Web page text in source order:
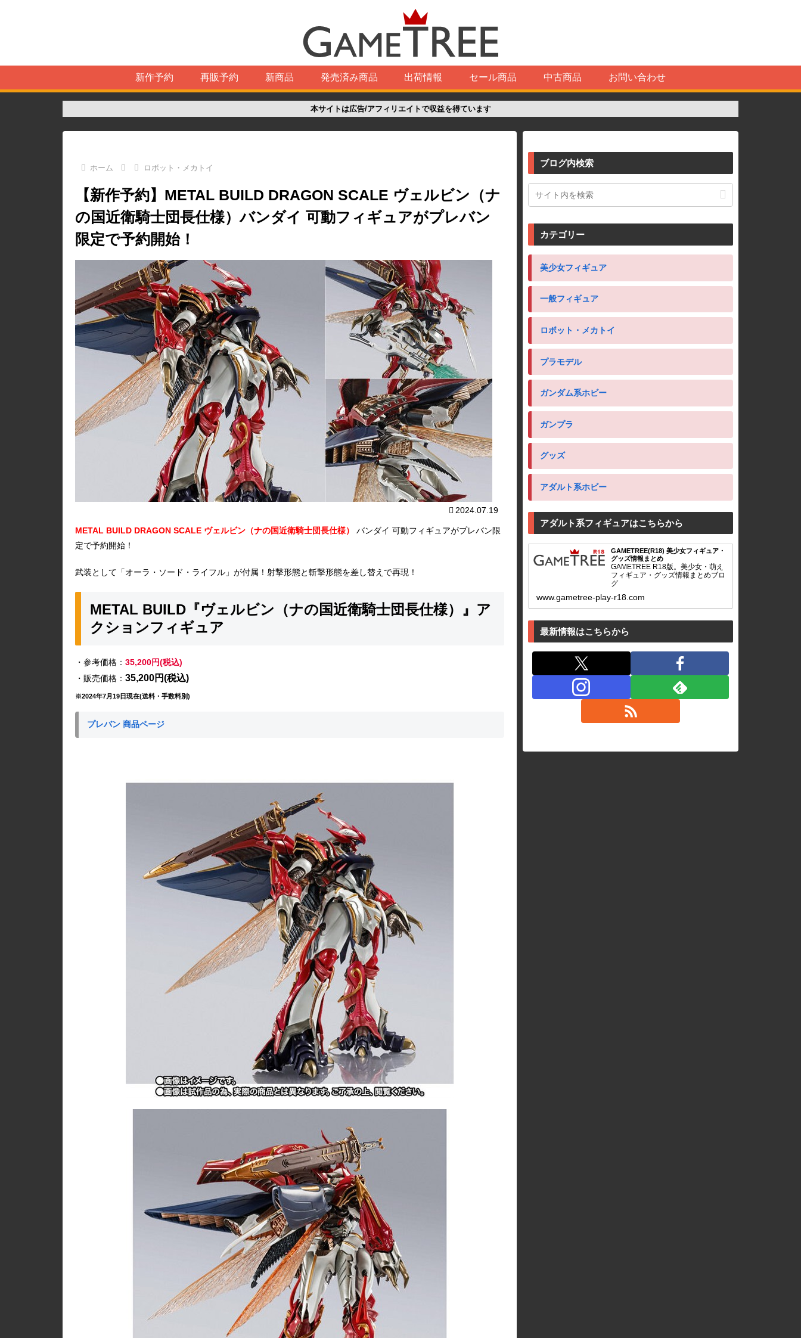
新作予約 再販予約 新商品 発売済み商品 出荷情報 セール商品 中古商品 お問い合わせ
本サイトは広告/アフィリエイトで収益を得ています
ホーム ロボット・メカトイ
【新作予約】METAL BUILD DRAGON SCALE ヴェルビン（ナ
の国近衛騎士団長仕様）バンダイ 可動フィギュアがプレバン
限定で予約開始！
2024.07.19
METAL BUILD DRAGON SCALE ヴェルビン（ナの国近衛騎士団長仕様）
バンダイ 可動フィギュアがプレバン限
定で予約開始！
武装として「オーラ・ソード・ライフル」が付属！射撃形態と斬撃形態を差し替えで再現！
METAL BUILD『ヴェルビン（ナの国近衛騎士団長仕様）』ア
クションフィギュア
・参考価格： 35,200円(税込)
・販売価格： 35,200円(税込)
※2024年7月19日現在(送料・手数料別)
プレバン 商品ページ
ブログ内検索
カテゴリー
美少女フィギュア
一般フィギュア
ロボット・メカトイ
プラモデル
ガンダム系ホビー
ガンプラ
グッズ
アダルト系ホビー
アダルト系フィギュアはこちらから
GAMETREE(R18) 美少女フィギュア・
グッズ情報まとめ
GAMETREE R18版。美少女・萌え
フィギュア・グッズ情報まとめブロ
グ
www.gametree-play-r18.com
最新情報はこちらから